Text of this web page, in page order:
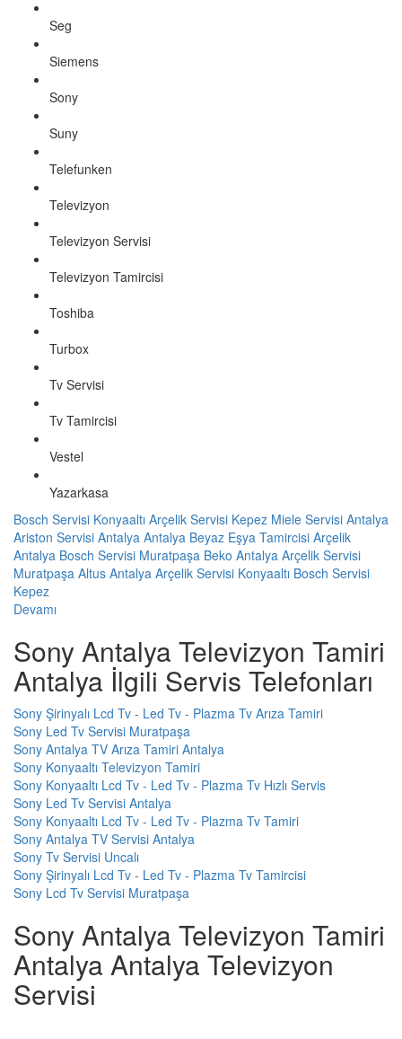
Seg
Siemens
Sony
Suny
Telefunken
Televizyon
Televizyon Servisi
Televizyon Tamircisi
Toshiba
Turbox
Tv Servisi
Tv Tamircisi
Vestel
Yazarkasa
Bosch Servisi Konyaaltı Arçelik Servisi Kepez Miele Servisi Antalya
Ariston Servisi Antalya Antalya Beyaz Eşya Tamircisi Arçelik
Antalya Bosch Servisi Muratpaşa Beko Antalya Arçelik Servisi
Muratpaşa Altus Antalya Arçelik Servisi Konyaaltı Bosch Servisi
Kepez
Devamı
Sony Antalya Televizyon Tamiri
Antalya İlgili Servis Telefonları
Sony Şirinyalı Lcd Tv - Led Tv - Plazma Tv Arıza Tamiri
Sony Led Tv Servisi Muratpaşa
Sony Antalya TV Arıza Tamiri Antalya
Sony Konyaaltı Televizyon Tamiri
Sony Konyaaltı Lcd Tv - Led Tv - Plazma Tv Hızlı Servis
Sony Led Tv Servisi Antalya
Sony Konyaaltı Lcd Tv - Led Tv - Plazma Tv Tamiri
Sony Antalya TV Servisi Antalya
Sony Tv Servisi Uncalı
Sony Şirinyalı Lcd Tv - Led Tv - Plazma Tv Tamircisi
Sony Lcd Tv Servisi Muratpaşa
Sony Antalya Televizyon Tamiri
Antalya Antalya Televizyon
Servisi